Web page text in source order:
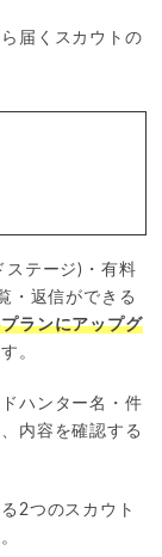
届くスカウトの
ステージ)・有料
・返信ができる
ランにアップグ
。
ハンター名・件
内容を確認する
2つのスカウト